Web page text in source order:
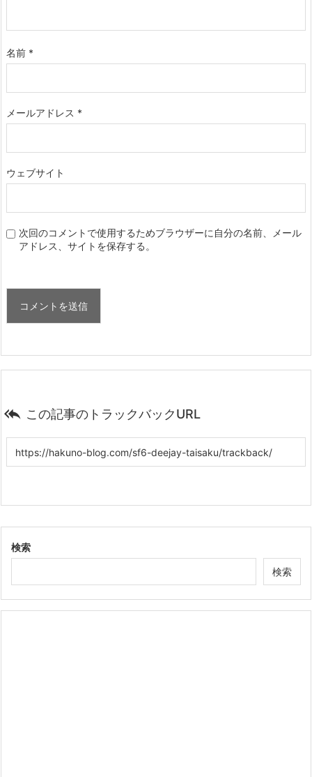
名前 *
メールアドレス *
ウェブサイト
次回のコメントで使用するためブラウザーに自分の名前、メール
アドレス、サイトを保存する。
 この記事のトラックバックURL
検索
検索